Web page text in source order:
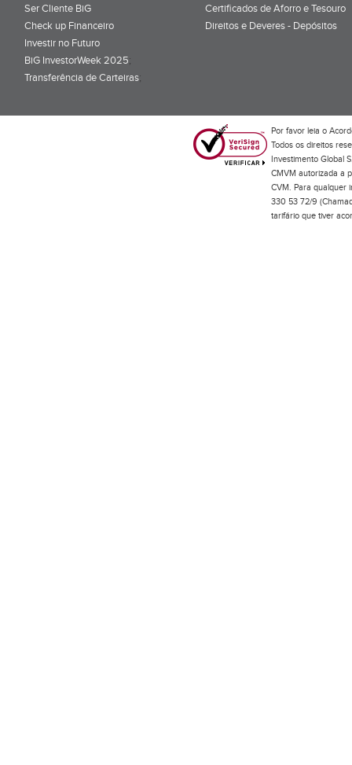
Ser Cliente BiG
Check up Financeiro
Investir no Futuro
BiG InvestorWeek 2025;
Transferência de Carteiras;
Certificados de Aforro e Tesouro
Direitos e Deveres - Depósitos
Por favor leia o
Todos os direitos
Investimento Global
CMVM autorizada a
CVM. Para qualquer
330 53 72/9
tarifário que tiver